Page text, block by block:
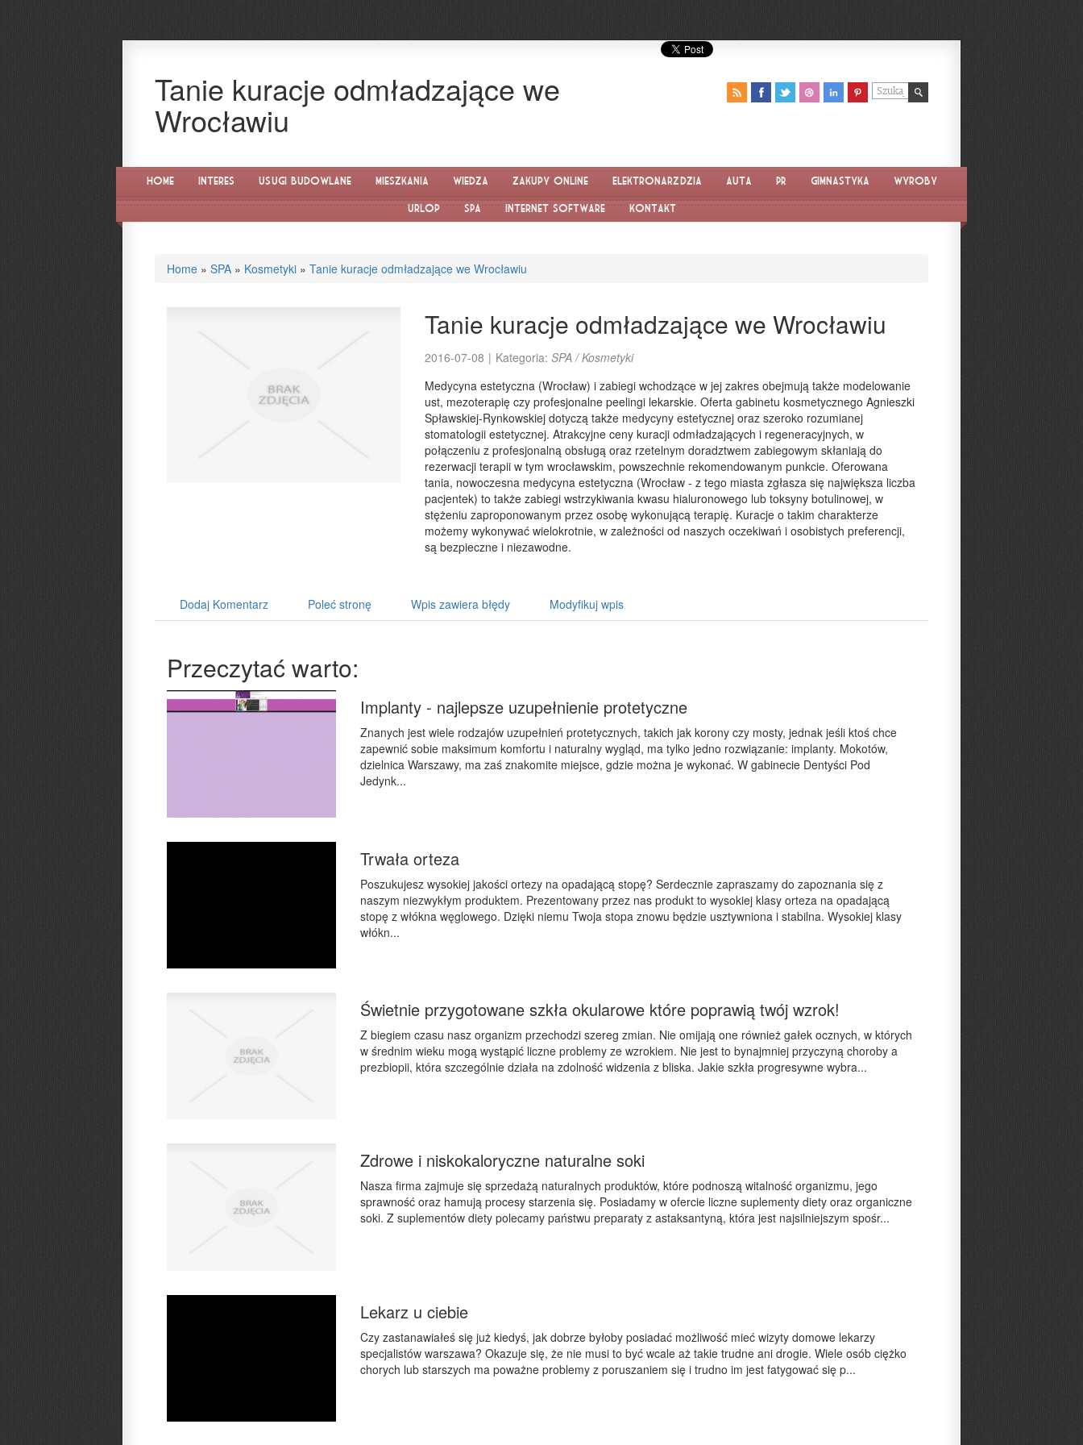
Tanie kuracje odmładzające we
Wrocławiu
Home Interes Usługi Budowlane Mieszkania Wiedza Zakupy Online Elektronarzędzia Auta PR Gimnastyka Wyroby
Urlop SPA Internet Software Kontakt
Home » SPA » Kosmetyki » Tanie kuracje odmładzające we Wrocławiu
Tanie kuracje odmładzające we Wrocławiu
2016-07-08 | Kategoria: SPA / Kosmetyki
Medycyna estetyczna (Wrocław) i zabiegi wchodzące w jej zakres obejmują także modelowanie
ust, mezoterapię czy profesjonalne peelingi lekarskie. Oferta gabinetu kosmetycznego Agnieszki
Spławskiej-Rynkowskiej dotyczą także medycyny estetycznej oraz szeroko rozumianej
stomatologii estetycznej. Atrakcyjne ceny kuracji odmładzających i regeneracyjnych, w
połączeniu z profesjonalną obsługą oraz rzetelnym doradztwem zabiegowym skłaniają do
rezerwacji terapii w tym wrocławskim, powszechnie rekomendowanym punkcie. Oferowana
tania, nowoczesna medycyna estetyczna (Wrocław - z tego miasta zgłasza się największa liczba
pacjentek) to także zabiegi wstrzykiwania kwasu hialuronowego lub toksyny botulinowej, w
stężeniu zaproponowanym przez osobę wykonującą terapię. Kuracje o takim charakterze
możemy wykonywać wielokrotnie, w zależności od naszych oczekiwań i osobistych preferencji,
są bezpieczne i niezawodne.
Dodaj Komentarz Poleć stronę Wpis zawiera błędy Modyfikuj wpis
Przeczytać warto:
Implanty - najlepsze uzupełnienie protetyczne
Znanych jest wiele rodzajów uzupełnień protetycznych, takich jak korony czy mosty, jednak jeśli ktoś chce
zapewnić sobie maksimum komfortu i naturalny wygląd, ma tylko jedno rozwiązanie: implanty. Mokotów,
dzielnica Warszawy, ma zaś znakomite miejsce, gdzie można je wykonać. W gabinecie Dentyści Pod
Jedynk...
Trwała orteza
Poszukujesz wysokiej jakości ortezy na opadającą stopę? Serdecznie zapraszamy do zapoznania się z
naszym niezwykłym produktem. Prezentowany przez nas produkt to wysokiej klasy orteza na opadającą
stopę z włókna węglowego. Dzięki niemu Twoja stopa znowu będzie usztywniona i stabilna. Wysokiej klasy
włókn...
Świetnie przygotowane szkła okularowe które poprawią twój wzrok!
Z biegiem czasu nasz organizm przechodzi szereg zmian. Nie omijają one również gałek ocznych, w których
w średnim wieku mogą wystąpić liczne problemy ze wzrokiem. Nie jest to bynajmniej przyczyną choroby a
prezbiopii, która szczególnie działa na zdolność widzenia z bliska. Jakie szkła progresywne wybra...
Zdrowe i niskokaloryczne naturalne soki
Nasza firma zajmuje się sprzedażą naturalnych produktów, które podnoszą witalność organizmu, jego
sprawność oraz hamują procesy starzenia się. Posiadamy w ofercie liczne suplementy diety oraz organiczne
soki. Z suplementów diety polecamy państwu preparaty z astaksantyną, która jest najsilniejszym spośr...
Lekarz u ciebie
Czy zastanawiałeś się już kiedyś, jak dobrze byłoby posiadać możliwość mieć wizyty domowe lekarzy
specjalistów warszawa? Okazuje się, że nie musi to być wcale aż takie trudne ani drogie. Wiele osób ciężko
chorych lub starszych ma poważne problemy z poruszaniem się i trudno im jest fatygować się p...